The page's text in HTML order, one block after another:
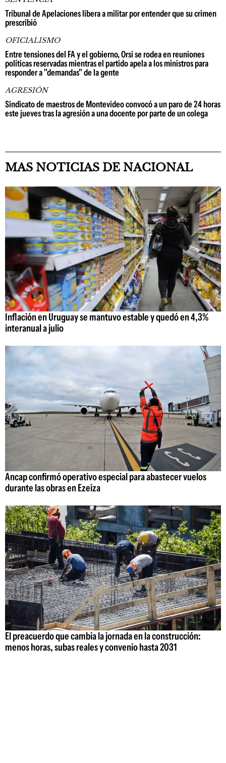
Tribunal de Apelaciones libera a militar por entender que su crimen
prescribió
OFICIALISMO
Entre tensiones del FA y el gobierno, Orsi se rodea en reuniones
políticas reservadas mientras el partido apela a los ministros para
responder a "demandas" de la gente
AGRESIÓN
Sindicato de maestros de Montevideo convocó a un paro de 24 horas
este jueves tras la agresión a una docente por parte de un colega
MAS NOTICIAS DE NACIONAL
Inflación en Uruguay se mantuvo estable y quedó en 4,3%
interanual a julio
Ancap confirmó operativo especial para abastecer vuelos
durante las obras en Ezeiza
El preacuerdo que cambia la jornada en la construcción:
menos horas, subas reales y convenio hasta 2031